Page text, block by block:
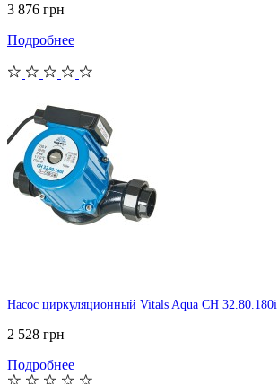
3 876 грн
Подробнее
Насос циркуляционный Vitals Aqua CH 32.80.180i
2 528 грн
Подробнее